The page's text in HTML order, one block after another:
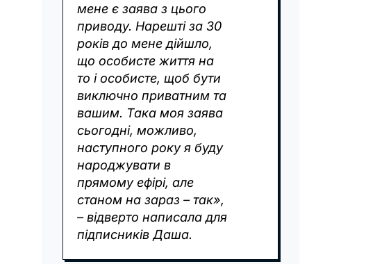
мене є заява з цього
приводу. Нарешті за 30
років до мене дійшло,
що особисте життя на
то і особисте, щоб бути
виключно приватним та
вашим. Така моя заява
сьогодні, можливо,
наступного року я буду
народжувати в
прямому ефірі, але
станом на зараз – так»,
– відверто написала для
підписників Даша.